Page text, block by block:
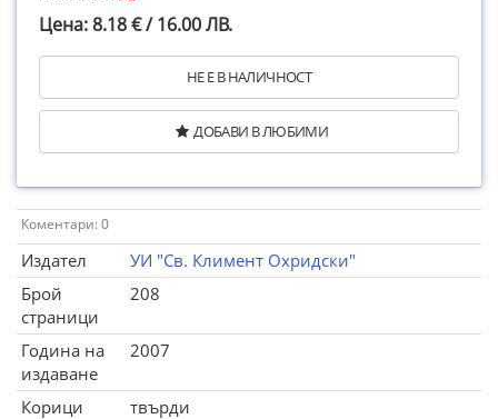
Цена: 8.18 € / 16.00 ЛВ.
НЕ Е В НАЛИЧНОСТ
ДОБАВИ В ЛЮБИМИ
Коментари: 0
Издател
УИ "Св. Климент Охридски"
Брой
страници
208
Година на
издаване
2007
Корици
твърди